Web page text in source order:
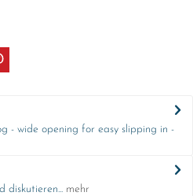
- wide opening for easy slipping in -
diskutieren... mehr